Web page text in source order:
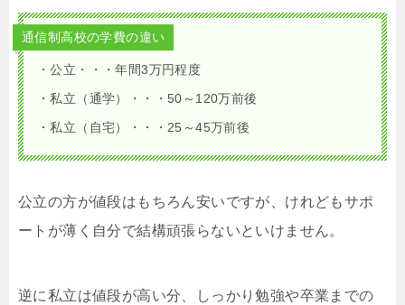
通信制高校の学費の違い
・公立・・・年間3万円程度
・私立（通学）・・・50～120万前後
・私立（自宅）・・・25～45万前後
公立の方が値段はもちろん安いですが、けれどもサポ
ートが薄く自分で結構頑張らないといけません。
逆に私立は値段が高い分、しっかり勉強や卒業までの